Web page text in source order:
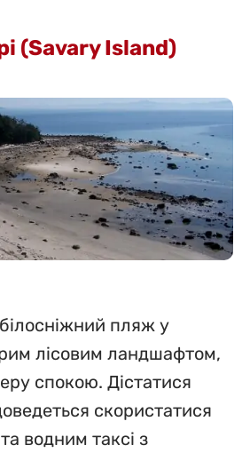
(Savary Island)
пляж у
лісовим ландшафтом,
спокою. Дістатися
скористатися
водним таксі з